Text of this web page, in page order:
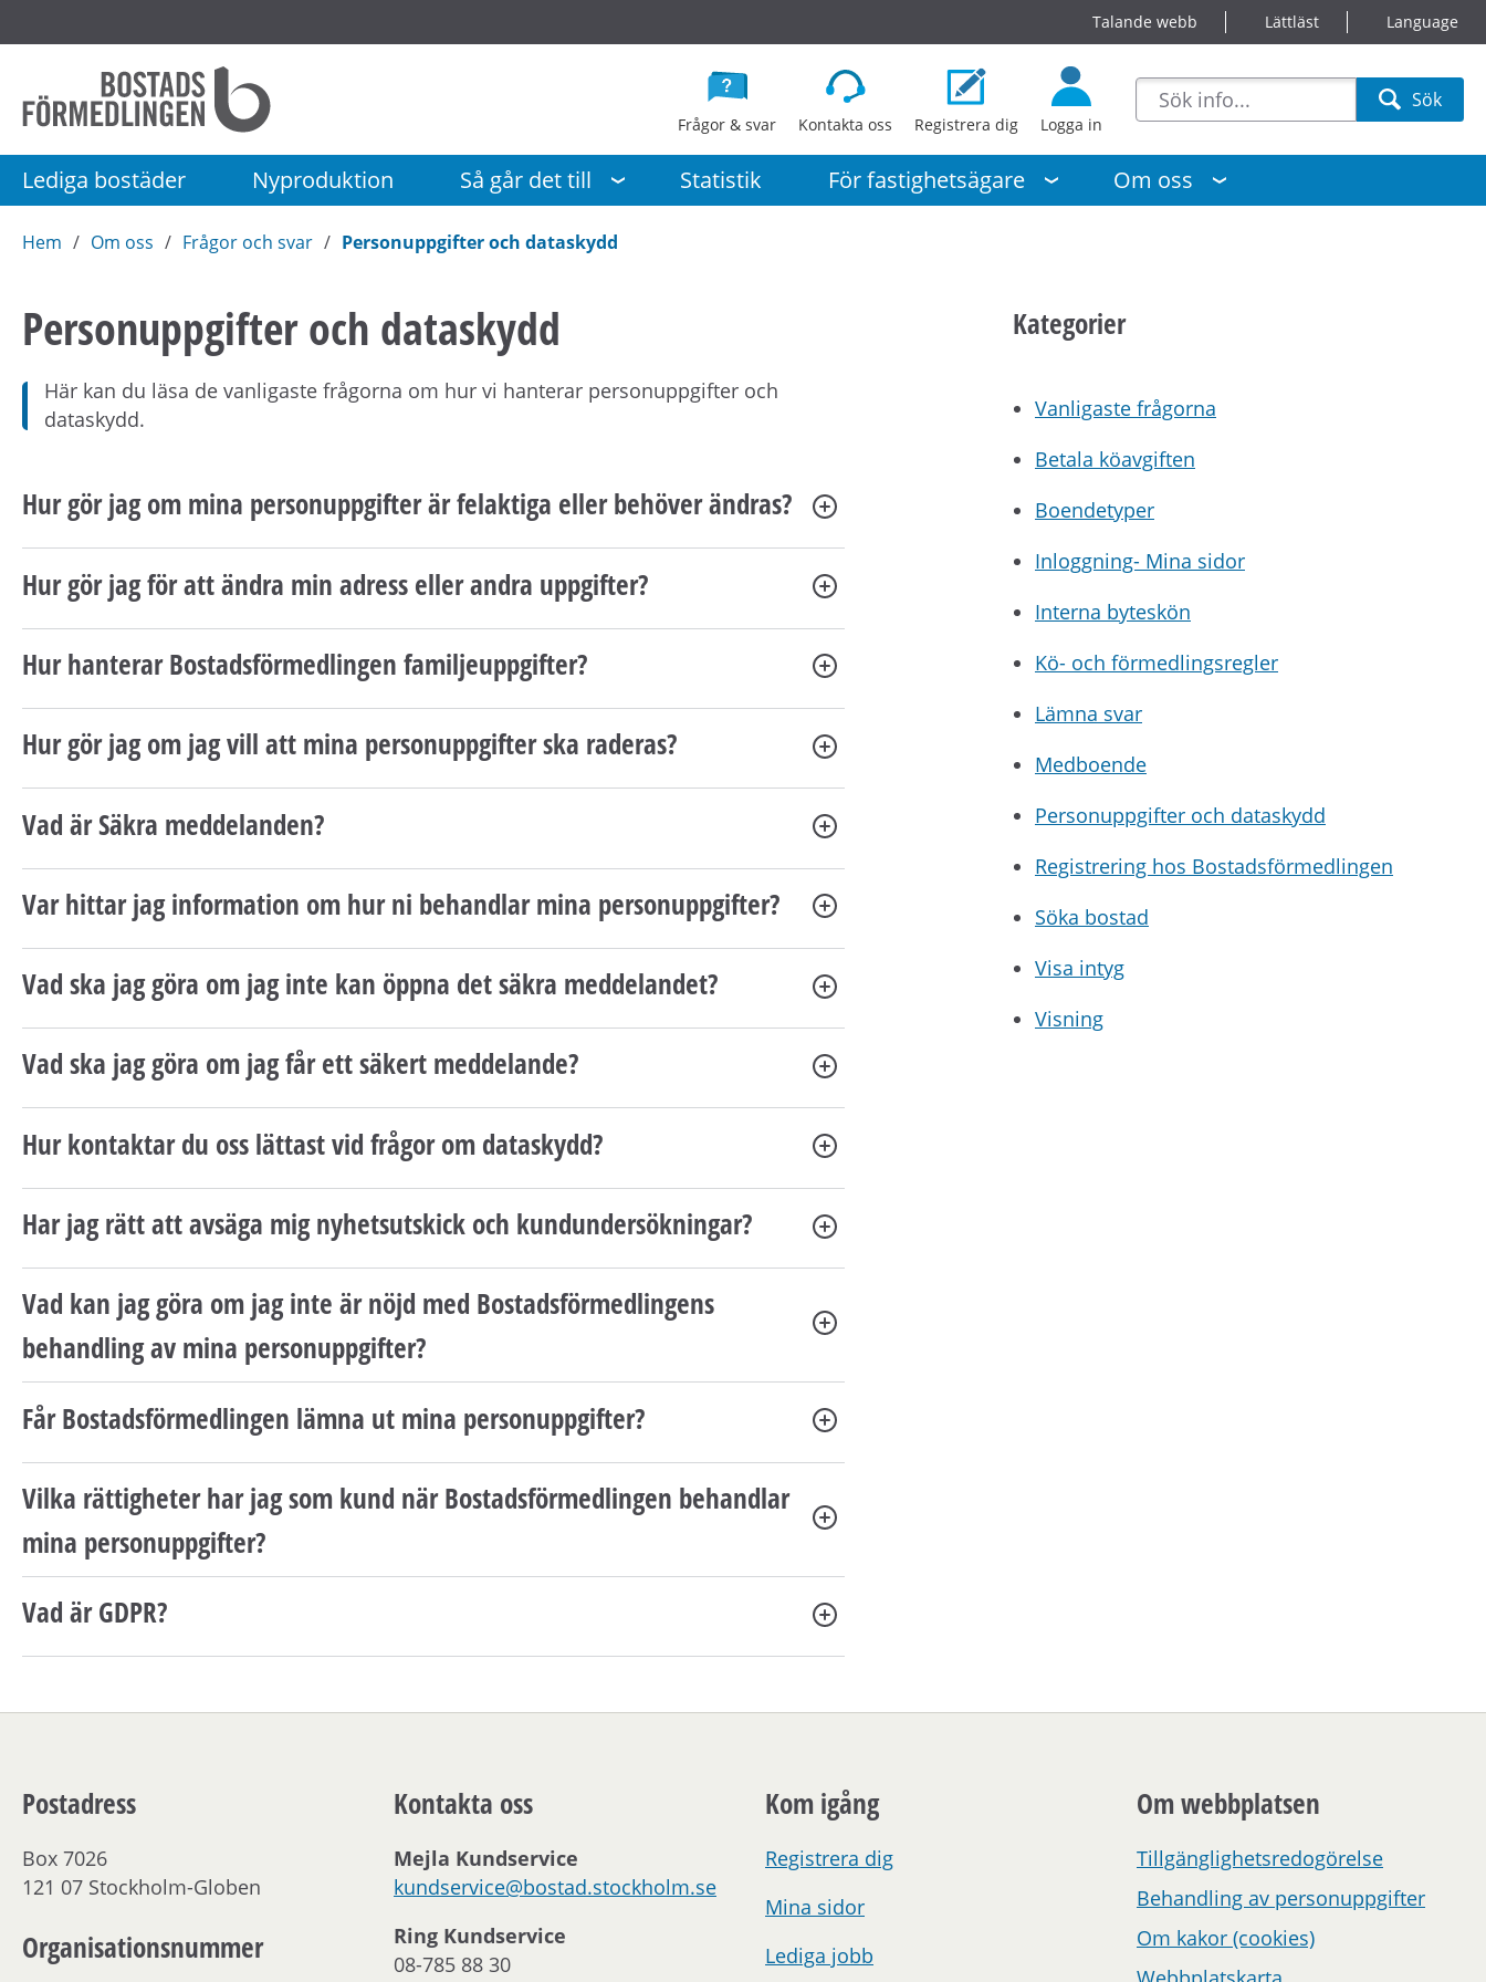
å
å
l
t
Talande webb Lättläst Language
Startsida
Bostadsförmedlingen
Stockholm
AB
Frågor & svar Kontakta oss Registrera dig Logga in
sökförslag Sök
Sök
Lediga bostäder Nyproduktion Så går det till Statistik För fastighetsägare Om oss
Hem Om oss Frågor och svar Personuppgifter och dataskydd
Personuppgifter och dataskydd
Här kan du läsa de vanligaste frågorna om hur vi hanterar personuppgifter och
dataskydd.
Hur gör jag om mina personuppgifter är felaktiga eller behöver ändras?
Hur gör jag för att ändra min adress eller andra uppgifter?
Hur hanterar Bostadsförmedlingen familjeuppgifter?
Hur gör jag om jag vill att mina personuppgifter ska raderas?
Vad är Säkra meddelanden?
Var hittar jag information om hur ni behandlar mina personuppgifter?
Vad ska jag göra om jag inte kan öppna det säkra meddelandet?
Vad ska jag göra om jag får ett säkert meddelande?
Hur kontaktar du oss lättast vid frågor om dataskydd?
Har jag rätt att avsäga mig nyhetsutskick och kundundersökningar?
Vad kan jag göra om jag inte är nöjd med Bostadsförmedlingens
behandling av mina personuppgifter?
Får Bostadsförmedlingen lämna ut mina personuppgifter?
Vilka rättigheter har jag som kund när Bostadsförmedlingen behandlar
mina personuppgifter?
Vad är GDPR?
Kategorier
Vanligaste frågorna
Betala köavgiften
Boendetyper
Inloggning- Mina sidor
Interna byteskön
Kö- och förmedlingsregler
Lämna svar
Medboende
Personuppgifter och dataskydd
Registrering hos Bostadsförmedlingen
Söka bostad
Visa intyg
Visning
Postadress
Box 7026
121 07 Stockholm-Globen
Organisationsnummer
Kontakta oss
Mejla Kundservice
kundservice@bostad.stockholm.se
Ring Kundservice
08-785 88 30
Kom igång
Registrera dig
Mina sidor
Lediga jobb
Om webbplatsen
Tillgänglighetsredogörelse
Behandling av personuppgifter
Om kakor (cookies)